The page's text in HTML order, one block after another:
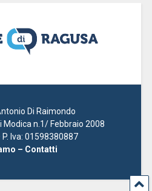
Di Raimondo
Modica n.1/ Febbraio 2008
Iva: 01598380887
– Contatti